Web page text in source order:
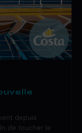
depuis
de toucher le